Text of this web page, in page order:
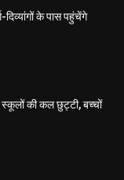
दिव्यांगों के पास पहुंचेंगे
की कल छुट्टी, बच्चों